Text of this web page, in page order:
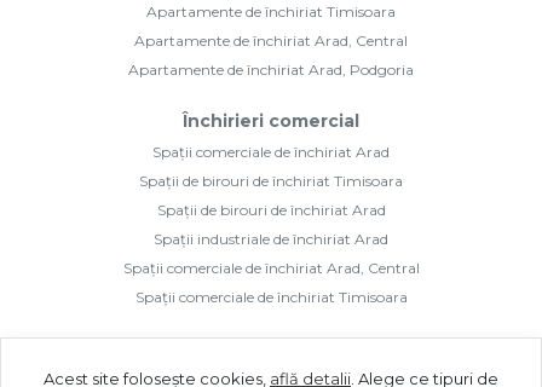
Apartamente de închiriat Timisoara
Apartamente de închiriat Arad, Central
Apartamente de închiriat Arad, Podgoria
Închirieri comercial
Spații comerciale de închiriat Arad
Spații de birouri de închiriat Timisoara
Spații de birouri de închiriat Arad
Spații industriale de închiriat Arad
Spații comerciale de închiriat Arad, Central
Spații comerciale de închiriat Timisoara
Acest site folosește cookies, află detalii Alege ce tipuri de